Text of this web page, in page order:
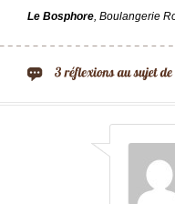
Le Bosphore, Boulangerie